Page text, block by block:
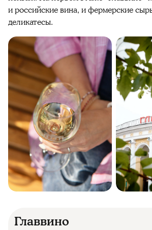
и российские вина, и фермерские
деликатесы.
Главвино